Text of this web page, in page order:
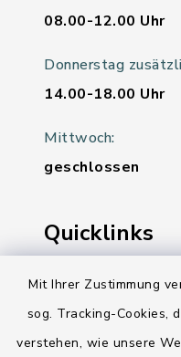
Mit Ihrer Zustimmung
sog. Tracking-Cookies,
verstehen, wie unsere
08.00-12.00 Uhr
Donnerstag
14.00-18.00 Uhr
Mittwoch:
geschlossen
Quicklinks
Ihre